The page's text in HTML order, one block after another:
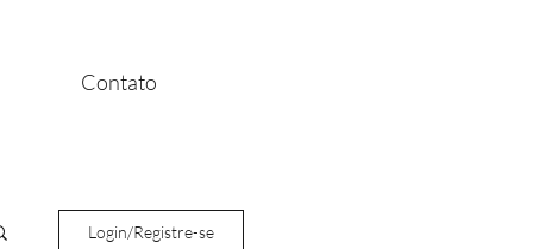
Contato
Login/Registre-se